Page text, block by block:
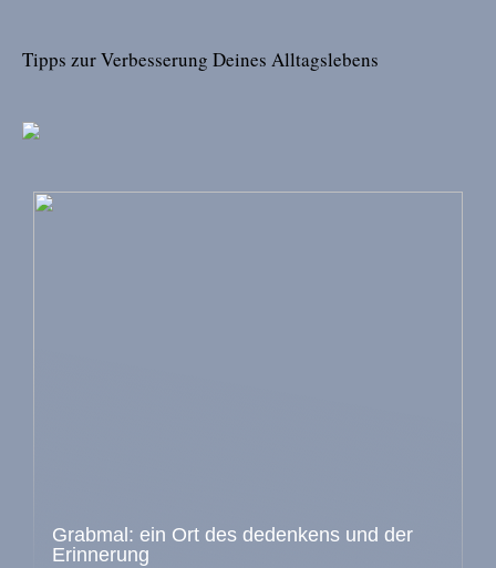
Tipps zur Verbesserung Deines Alltagslebens
Grabmal: ein Ort des dedenkens und der
Erinnerung